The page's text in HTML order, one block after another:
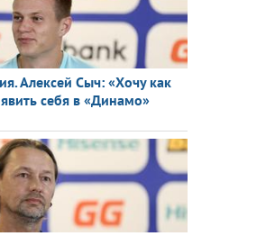
Алексей Сыч: «Хочу как
себя в «Динамо»